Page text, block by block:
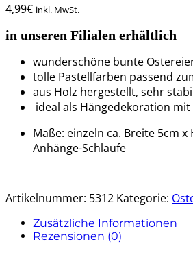
4,99€ inkl. MwSt.
in unseren Filialen erhältlich
wunderschöne bunte
tolle Pastellfarben passend
aus Holz hergestellt, sehr
ideal als Hängedekoration
Maße: einzeln ca. Breite 5cm x
Anhänge-Schlaufe
Artikelnummer: 5312 Kategorie:
Zusätzliche Informationen
Rezensionen (0)